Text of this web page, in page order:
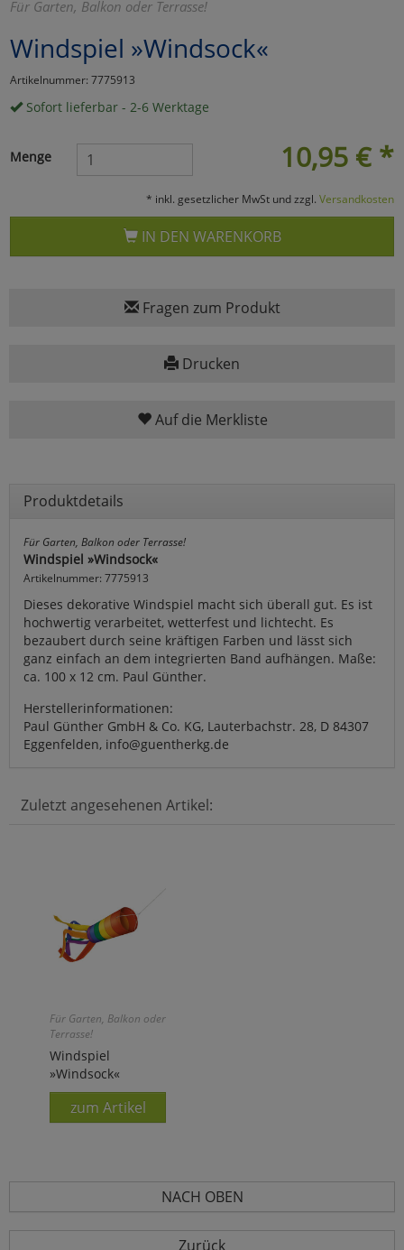
Für Garten, Balkon oder Terrasse!
Windspiel »Windsock«
Artikelnummer: 7775913
Sofort lieferbar - 2-6 Werktage
10,95 € *
Menge
* inkl. gesetzlicher MwSt und zzgl. Versandkosten
IN DEN WARENKORB
Fragen zum Produkt
Drucken
Auf die Merkliste
Produktdetails
Für Garten, Balkon oder Terrasse!
Windspiel »Windsock«
Artikelnummer: 7775913
Dieses dekorative Windspiel macht sich überall gut. Es ist
hochwertig verarbeitet, wetterfest und lichtecht. Es
bezaubert durch seine kräftigen Farben und lässt sich
ganz einfach an dem integrierten Band aufhängen. Maße:
ca. 100 x 12 cm. Paul Günther.
Herstellerinformationen:
Paul Günther GmbH & Co. KG, Lauterbachstr. 28, D 84307
Eggenfelden, info@guentherkg.de
Zuletzt angesehenen Artikel:
Für Garten, Balkon oder
Terrasse!
Windspiel
»Windsock«
zum Artikel
NACH OBEN
Zurück
Umfragetools
Cookies
Cookies
Einstellungen speichern
zurückzu Haupptseite